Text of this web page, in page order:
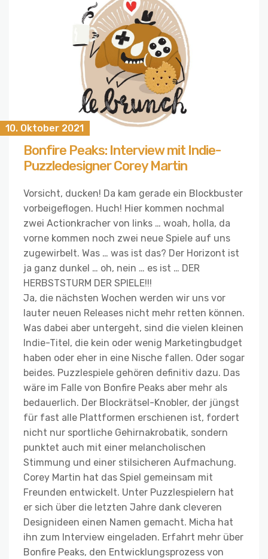
10. Oktober 2021
Bonfire Peaks: Interview mit Indie-
Puzzledesigner Corey Martin
Vorsicht, ducken! Da kam gerade ein Blockbuster
vorbeigeflogen. Huch! Hier kommen nochmal
zwei Actionkracher von links … woah, holla, da
vorne kommen noch zwei neue Spiele auf uns
zugewirbelt. Was … was ist das? Der Horizont ist
ja ganz dunkel … oh, nein … es ist … DER
HERBSTSTURM DER SPIELE!!!
Ja, die nächsten Wochen werden wir uns vor
lauter neuen Releases nicht mehr retten können.
Was dabei aber untergeht, sind die vielen kleinen
Indie-Titel, die kein oder wenig Marketingbudget
haben oder eher in eine Nische fallen. Oder sogar
beides. Puzzlespiele gehören definitiv dazu. Das
wäre im Falle von Bonfire Peaks aber mehr als
bedauerlich. Der Blockrätsel-Knobler, der jüngst
für fast alle Plattformen erschienen ist, fordert
nicht nur sportliche Gehirnakrobatik, sondern
punktet auch mit einer melancholischen
Stimmung und einer stilsicheren Aufmachung.
Corey Martin hat das Spiel gemeinsam mit
Freunden entwickelt. Unter Puzzlespielern hat
er sich über die letzten Jahre dank cleveren
Designideen einen Namen gemacht. Micha hat
ihn zum Interview eingeladen. Erfahrt mehr über
Bonfire Peaks, den Entwicklungsprozess von